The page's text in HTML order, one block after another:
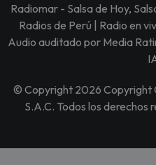
Radiomar - Salsa de Hoy,
Radios de Perú | Radio en
Audio auditado por Media
© Copyright 2026 Copyright
S.A.C. Todos los derechos